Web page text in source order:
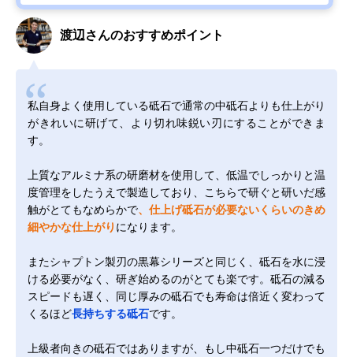
渡辺さんのおすすめポイント
私自身よく使用している砥石で通常の中砥石よりも仕上がり
がきれいに研げて、より切れ味鋭い刃にすることができま
す。
上質なアルミナ系の研磨材を使用して、低温でしっかりと温
度管理をしたうえで製造しており、こちらで研ぐと研いだ感
触がとてもなめらかで、仕上げ砥石が必要ないくらいのきめ
細やかな仕上がり になります。
またシャプトン製刃の黒幕シリーズと同じく、砥石を水に浸
ける必要がなく、研ぎ始めるのがとても楽です。砥石の減る
スピードも遅く、同じ厚みの砥石でも寿命は倍近く変わって
くるほど長持ちする砥石です。
上級者向きの砥石ではありますが、もし中砥石一つだけでも